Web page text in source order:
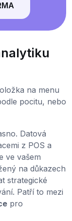
na menu
pocitu, nebo
Datová
z POS a
ve vašem
na důkazech
strategické
Patří to mezi
pro